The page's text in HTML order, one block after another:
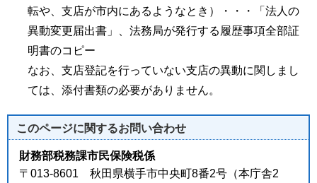
転や、支店が市内にあるようなとき）・・・「法人の
異動変更届出書」、法務局が発行する履歴事項全部証
明書のコピー
なお、支店登記を行っていない支店の異動に関しまし
ては、添付書類の必要がありません。
このページに関するお問い合わせ
財務部税務課市民保険税係
〒013-8601 秋田県横手市中央町8番2号（本庁舎2